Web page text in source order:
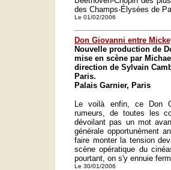
des Champs-Élysées de
Le 01/02/2006
Don Giovanni entre
Nouvelle production de
mise en scène par
direction de Sylvain
Paris.
Palais Garnier, Paris
Le voilà enfin, ce Don
rumeurs, de toutes les
dévoilant pas un mot
générale opportunément
faire monter la tension
scène opératique du
pourtant, on s'y ennuie
Le 30/01/2006